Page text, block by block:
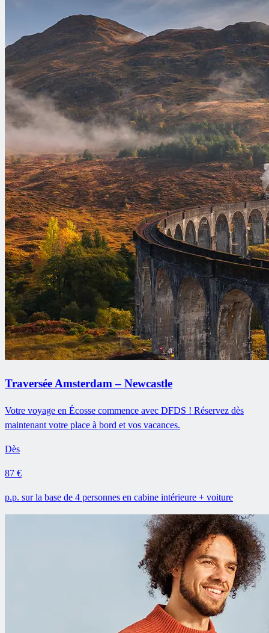
Traversée Amsterdam – Newcastle
Votre voyage en Écosse commence avec DFDS ! Réservez dès
maintenant votre place à bord et vos vacances.
Dès
87 €
p.p. sur la base de 4 personnes en cabine intérieure + voiture